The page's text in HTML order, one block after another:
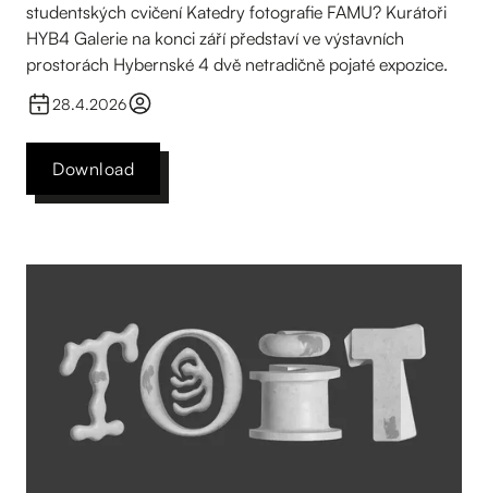
studentských cvičení Katedry fotografie FAMU? Kurátoři
HYB4 Galerie na konci září představí ve výstavních
prostorách Hybernské 4 dvě netradičně pojaté expozice.
28.4.2026
Download